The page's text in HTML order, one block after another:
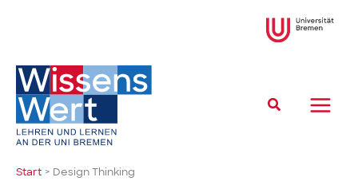
Suchen
Start Design Thinking